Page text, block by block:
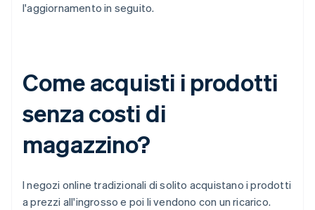
l'aggiornamento in seguito.
Come acquisti i prodotti
senza costi di
magazzino?
I negozi online tradizionali di solito acquistano i prodotti
a prezzi all'ingrosso e poi li vendono con un ricarico.